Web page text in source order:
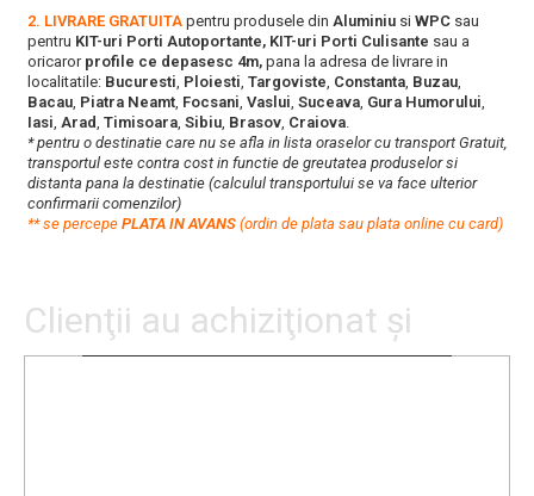
2. LIVRARE GRATUITA pentru produsele din Aluminiu si WPC sau
pentru KIT-uri Porti Autoportante, KIT-uri Porti Culisante sau a
oricarorprofile ce depasesc 4m, pana la adresa de livrare in
localitatile: Bucuresti, Ploiesti, Targoviste, Constanta, Buzau,
Bacau, Piatra Neamt, Focsani, Vaslui, Suceava, Gura Humorului,
Iasi, Arad, Timisoara, Sibiu, Brasov, Craiova.
* pentru o destinatie care nu se afla in lista oraselor cu transport Gratuit,
transportul este contra cost in functie de greutatea produselor si
distanta pana la destinatie (calculul transportului se va face ulterior
confirmarii comenzilor)
**se percepe PLATA IN AVANS (ordin de plata sau plata online cu card)
Clienţii au achiziţionat şi